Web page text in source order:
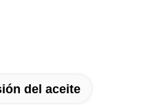
del aceite